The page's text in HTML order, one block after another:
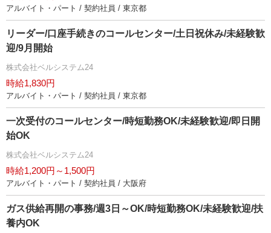
アルバイト・パート / 契約社員 / 東京都
リーダー/口座手続きのコールセンター/土日祝休み/未経験歓
迎/9月開始
株式会社ベルシステム24
時給1,830円
アルバイト・パート / 契約社員 / 東京都
一次受付のコールセンター/時短勤務OK/未経験歓迎/即日開
始OK
株式会社ベルシステム24
時給1,200円～1,500円
アルバイト・パート / 契約社員 / 大阪府
ガス供給再開の事務/週3日～OK/時短勤務OK/未経験歓迎/扶
養内OK